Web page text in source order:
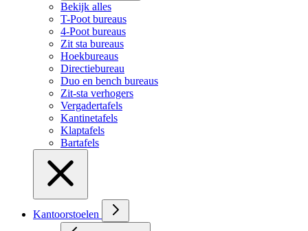
Bekijk alles
T-Poot bureaus
4-Poot bureaus
Zit sta bureaus
Hoekbureaus
Directiebureau
Duo en bench bureaus
Zit-sta verhogers
Vergadertafels
Kantinetafels
Klaptafels
Bartafels
Kantoorstoelen